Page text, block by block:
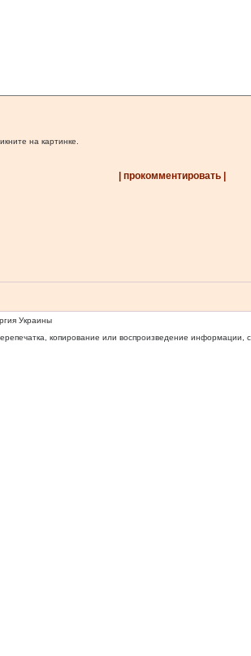
на картинке.
| прокомментировать |
Украины
копирование или воспроизведение информации,